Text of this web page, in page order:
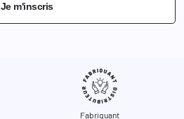
Je m'inscris
Fabriquant